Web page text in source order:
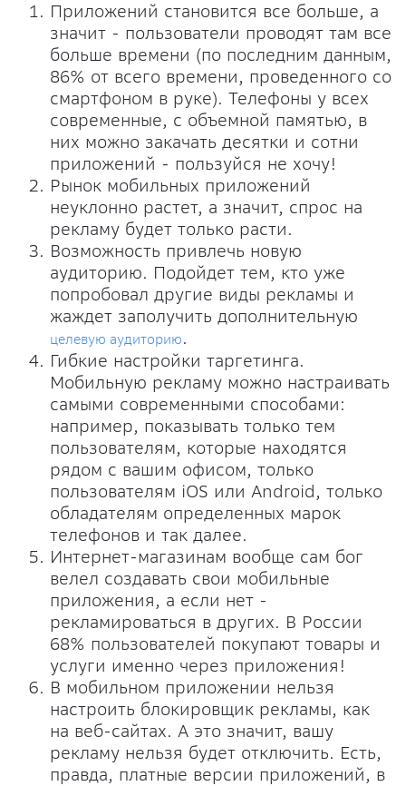
Приложений становится все больше, а
значит - пользователи проводят там все
больше времени (по последним данным,
86% от всего времени, проведенного со
смартфоном в руке). Телефоны у всех
современные, с объемной памятью, в
них можно закачать десятки и сотни
приложений - пользуйся не хочу!
Рынок мобильных приложений
неуклонно растет, а значит, спрос на
рекламу будет только расти.
Возможность привлечь новую
аудиторию. Подойдет тем, кто уже
попробовал другие виды рекламы и
жаждет заполучить дополнительную
целевую аудиторию.
Гибкие настройки таргетинга.
Мобильную рекламу можно настраивать
самыми современными способами:
например, показывать только тем
пользователям, которые находятся
рядом с вашим офисом, только
пользователям iOS или Android, только
обладателям определенных марок
телефонов и так далее.
Интернет-магазинам вообще сам бог
велел создавать свои мобильные
приложения, а если нет -
рекламироваться в других. В России
68% пользователей покупают товары и
услуги именно через приложения!
В мобильном приложении нельзя
настроить блокировщик рекламы, как
на веб-сайтах. А это значит, вашу
рекламу нельзя будет отключить. Есть,
правда, платные версии приложений, в